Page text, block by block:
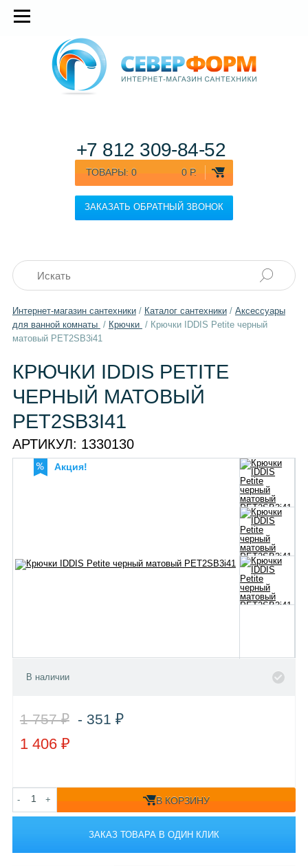
ТОВАРЫ: 0 0 Р.
ЗАКАЗАТЬ ОБРАТНЫЙ ЗВОНОК
+7 812 309-84-52
Интернет-магазин сантехники/ Каталог сантехники/ Aксессуары
для ванной комнаты / Крючки / Крючки IDDIS Petite черный
матовый PET2SB3i41
КРЮЧКИ IDDIS PETITE
ЧЕРНЫЙ МАТОВЫЙ
PET2SB3I41
АРТИКУЛ: 1330130
Акция!
В наличии
1 757 ₽ - 351 ₽
1 406 ₽
- + В КОРЗИНУ
ЗАКАЗ ТОВАРА В ОДИН КЛИК